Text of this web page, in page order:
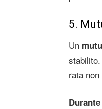
5.
Un
rata